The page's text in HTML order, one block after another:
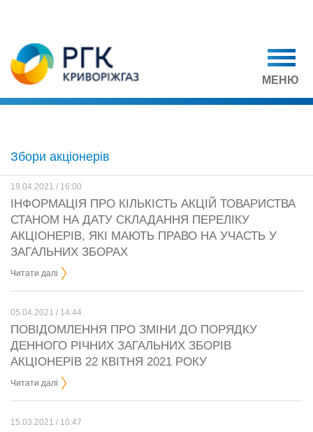
МЕНЮ
Збори акціонерів
19.04.2021 / 16:00
ІНФОРМАЦІЯ ПРО КІЛЬКІСТЬ АКЦІЙ ТОВАРИСТВА
СТАНОМ НА ДАТУ СКЛАДАННЯ ПЕРЕЛІКУ
АКЦІОНЕРІВ, ЯКІ МАЮТЬ ПРАВО НА УЧАСТЬ У
ЗАГАЛЬНИХ ЗБОРАХ
Читати далі
05.04.2021 / 14:44
ПОВІДОМЛЕННЯ ПРО ЗМІНИ ДО ПОРЯДКУ
ДЕННОГО РІЧНИХ ЗАГАЛЬНИХ ЗБОРІВ
АКЦІОНЕРІВ 22 КВІТНЯ 2021 РОКУ
Читати далі
15.03.2021 / 10:47